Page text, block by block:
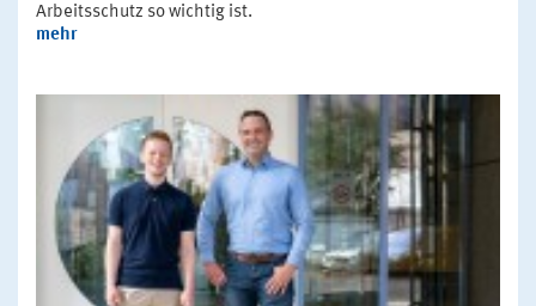
Arbeitsschutz so wichtig ist.
mehr